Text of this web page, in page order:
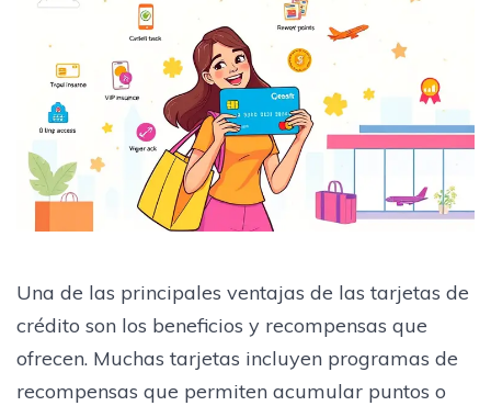
Una de las principales ventajas de las tarjetas de
crédito son los beneficios y recompensas que
ofrecen. Muchas tarjetas incluyen programas de
recompensas que permiten acumular puntos o